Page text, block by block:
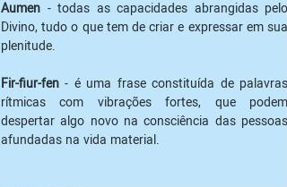
Aumen - todas as capacidades abrangidas pelo
Divino, tudo o que tem de criar e expressar em sua
plenitude.
Fir-fiur-fen - é uma frase constituída de palavras
rítmicas com vibrações fortes, que podem
despertar algo novo na consciência das pessoas
afundadas na vida material.